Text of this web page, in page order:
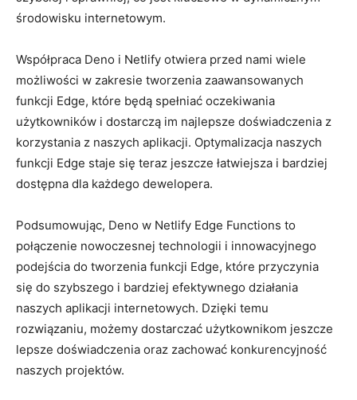
‍środowisku internetowym.
Współpraca Deno i‌ Netlify otwiera przed nami wiele
możliwości w zakresie tworzenia‌ zaawansowanych
funkcji Edge,⁣ które będą⁣ spełniać oczekiwania
użytkowników ​i dostarczą im⁣ najlepsze ‍doświadczenia z
korzystania​ z ‍naszych aplikacji. ​Optymalizacja naszych
funkcji Edge staje się‌ teraz jeszcze⁢ łatwiejsza i⁤ bardziej
‌dostępna dla każdego dewelopera.
Podsumowując, Deno w​ Netlify Edge ⁤Functions⁤ to
połączenie nowoczesnej technologii i innowacyjnego
‍podejścia⁣ do tworzenia funkcji Edge, które przyczynia
się‍ do⁤ szybszego i bardziej ​efektywnego działania
naszych aplikacji⁣ internetowych. Dzięki⁤ temu
rozwiązaniu, możemy dostarczać użytkownikom‍ jeszcze
lepsze doświadczenia ⁣oraz zachować konkurencyjność
naszych projektów.